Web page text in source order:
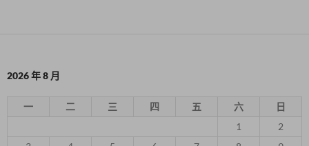
2026 年 8 月
一 二 三 四 五 六
日
1
2